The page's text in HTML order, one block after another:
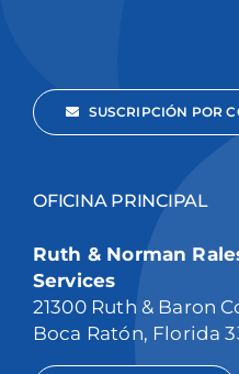
SUSCRIPCIÓN POR
OFICINA PRINCIPAL
Ruth & Norman
Services
21300 Ruth & Baron
Boca Ratón, Florida